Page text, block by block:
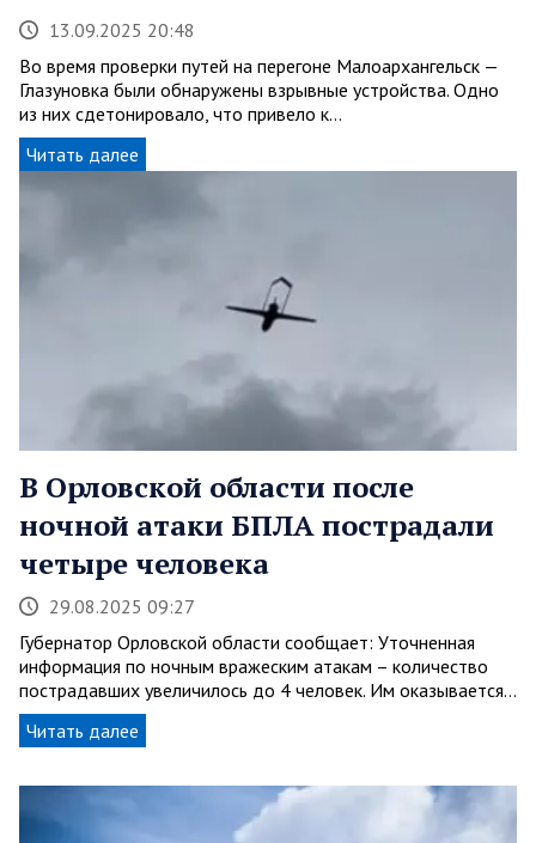
13.09.2025 20:48
Во время проверки путей на перегоне Малоархангельск —
Глазуновка были обнаружены взрывные устройства. Одно
из них сдетонировало, что привело к…
Читать далее
В Орловской области после
ночной атаки БПЛА пострадали
четыре человека
29.08.2025 09:27
Губернатор Орловской области сообщает: Уточненная
информация по ночным вражеским атакам – количество
пострадавших увеличилось до 4 человек. Им оказывается…
Читать далее